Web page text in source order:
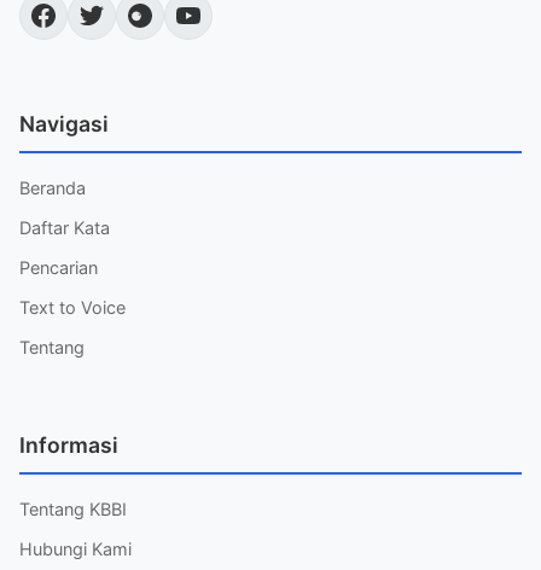
Navigasi
Beranda
Daftar Kata
Pencarian
Text to Voice
Tentang
Informasi
Tentang KBBI
Hubungi Kami